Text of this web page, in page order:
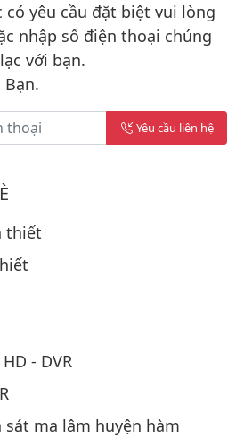
có yêu cầu đặt biệt vui lòng
nhập số điện thoại chúng
với bạn.
Bạn.
Yêu cầu liên hệ
thiết
- DVR
ma lâm huyện hàm